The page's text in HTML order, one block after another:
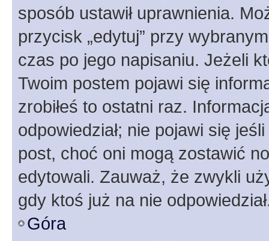
sposób ustawił uprawnienia.
przycisk „edytuj” przy
czas po jego napisaniu. Jeżeli
Twoim postem pojawi się
zrobiłeś to ostatni raz.
odpowiedział; nie pojawi się
post, choć oni mogą zostawić
edytowali. Zauważ, że zwykli
gdy ktoś już na nie
Góra